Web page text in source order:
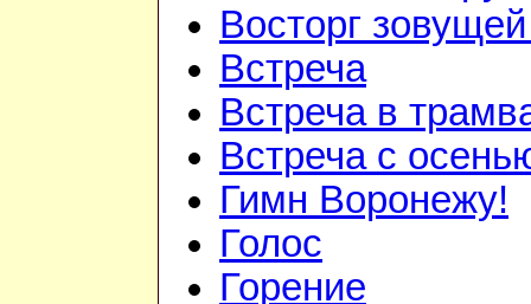
Восторг
Встреча
Встреча в
Встреча с
Гимн Воронежу!
Голос
Горение